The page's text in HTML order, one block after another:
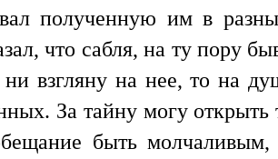
полученную им в
что сабля, на ту пору
взгляну на нее, то на
За тайну могу открыть
быть